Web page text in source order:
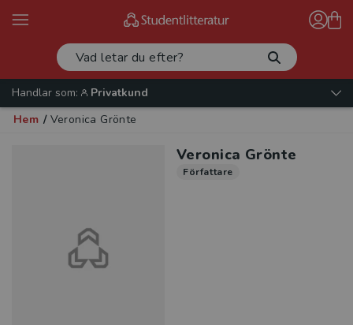
Handlar som:
Privatkund
Hem / Veronica Grönte
Veronica Grönte
Författare